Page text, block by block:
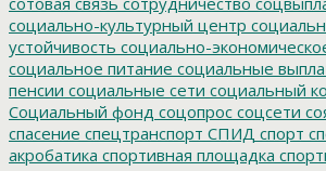
социально-культурный центр
устойчивость социально-
социальное питание социальные
пенсии социальные сети социальный
Социальный фонд соцопрос соцсети
спасение спецтранспорт СПИД спорт
акробатика спортивная площадка